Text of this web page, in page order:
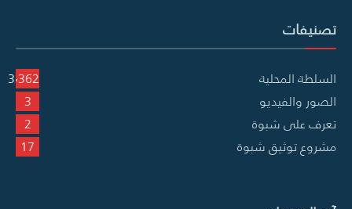
تصنيفات
السلطة المحلية
3٬362
الصور والفيديو
3
تعرف على شبوة
2
مشروع توثيق شبوة
17